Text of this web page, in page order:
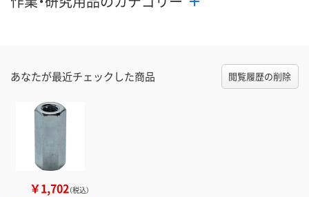
あなたが最近チェックした商品 閲覧履歴の削除
￥1,702（税込）